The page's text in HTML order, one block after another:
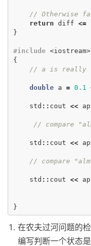
// Otherwise
return diff <=
}
#include <iostream>
{
// a is really
double a = 0.1
std :: cout <<
// compare
std :: cout <<
// compare
std :: cout <<
}
在农夫过河问题的
编写判断一个状态